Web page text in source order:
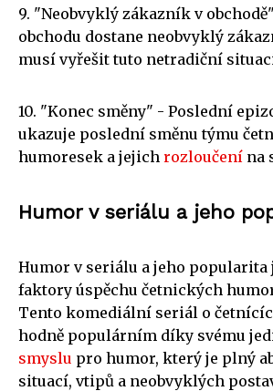
9. "Neobvyklý zákazník v
obchodu dostane neobvyklý
musí vyřešit tuto netradiční
10. "Konec směny" - Poslední
ukazuje poslední směnu týmu
humoresek a jejich rozloučení na
Humor v seriálu a jeho
Humor v seriálu a jeho
faktory úspěchu četnických
Tento komediální seriál o
hodně populárním díky svému
smyslu pro humor, který je plný
situací, vtipů a neobvyklých